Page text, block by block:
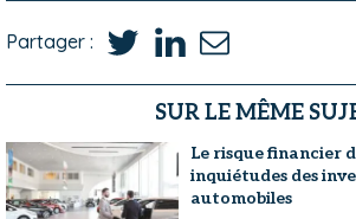
Partager :
SUR LE MÊME
Le risque financier
inquiétudes des
automobiles